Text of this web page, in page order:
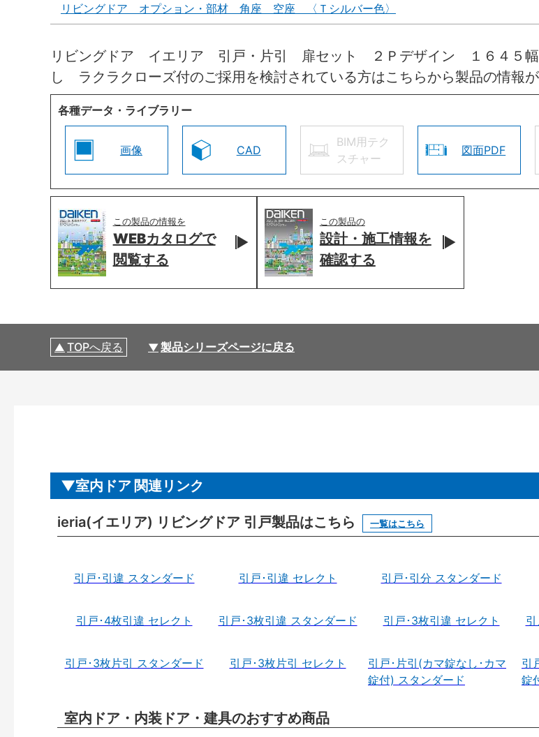
リビングドア オプション・部材 角座 空座 〈Ｔシルバー色〉
リビングドア イエリア 引戸・片引 扉セット ２Ｐデザイン １６４５
し ラクラクローズ付のご採用を検討されている方はこちらから製品の情報
各種データ・ライブラリー
画像 CAD
BIM用テク
スチャー
図面PDF
この製品の情報を
WEBカタログで
閲覧する
この製品の
設計・施工情報を
確認する
TOPへ戻る 製品シリーズページに戻る
室内ドア 関連リンク
ieria(イエリア) リビングドア 引戸製品はこちら 一覧はこちら
引戸･引違 スタンダード 引戸･引違 セレクト 引戸･引分 スタンダード
引戸･4枚引違 セレクト 引戸･3枚引違 スタンダード 引戸･3枚引違 セレクト
引戸･3枚片引 スタンダード 引戸･3枚片引 セレクト
引戸･片引(カマ錠なし･カマ
錠付) スタンダード
引
錠
室内ドア・内装ドア・建具のおすすめ商品